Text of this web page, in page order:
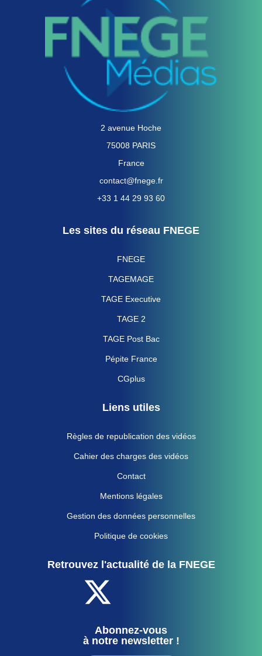
2 avenue Hoche
75008 PARIS
France
contact@fnege.fr
+33 1 44 29 93 60
Les sites du réseau FNEGE
FNEGE
TAGEMAGE
TAGE Executive
TAGE 2
TAGE Post Bac
Pépite France
CGplus
Liens utiles
Règles de republication des vidéos
Cahier des charges des vidéos
Contact
Mentions légales
Gestion des données personnelles
Politique de cookies
Retrouvez l'actualité de la FNEGE
Abonnez-vous
à notre newsletter !